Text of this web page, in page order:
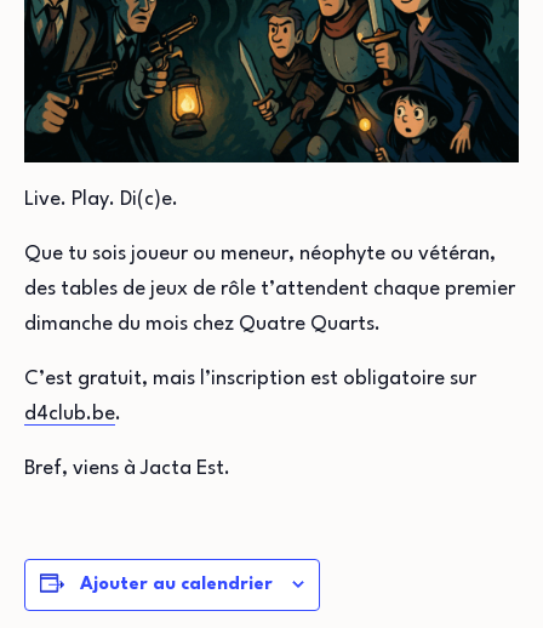
Live. Play. Di(c)e.
Que tu sois joueur ou meneur, néophyte ou vétéran,
des tables de jeux de rôle t’attendent chaque premier
dimanche du mois chez Quatre Quarts.
C’est gratuit, mais l’inscription est obligatoire sur
d4club.be⁩.
Bref, viens à Jacta Est.
Ajouter au calendrier